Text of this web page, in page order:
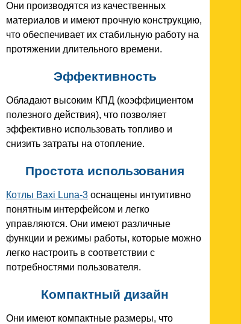
Они производятся из качественных
материалов и имеют прочную конструкцию,
что обеспечивает их стабильную работу на
протяжении длительного времени.
Эффективность
Обладают высоким КПД (коэффициентом
полезного действия), что позволяет
эффективно использовать топливо и
снизить затраты на отопление.
Простота использования
Котлы Baxi Luna-3 оснащены интуитивно
понятным интерфейсом и легко
управляются. Они имеют различные
функции и режимы работы, которые можно
легко настроить в соответствии с
потребностями пользователя.
Компактный дизайн
Они имеют компактные размеры, что